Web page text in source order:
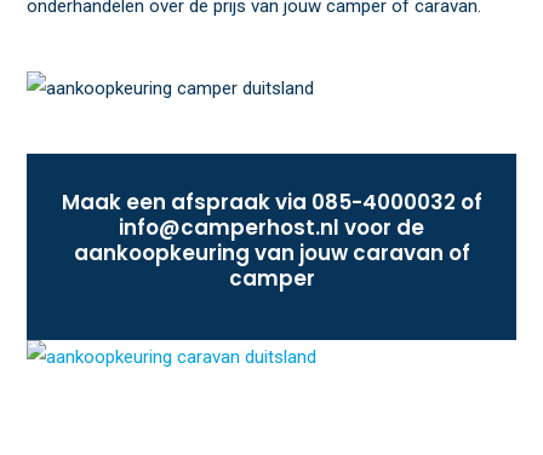
onderhandelen over de prijs van jouw camper of caravan.
Maak een afspraak via 085-4000032 of
info@camperhost.nl voor de
aankoopkeuring van jouw caravan of
camper